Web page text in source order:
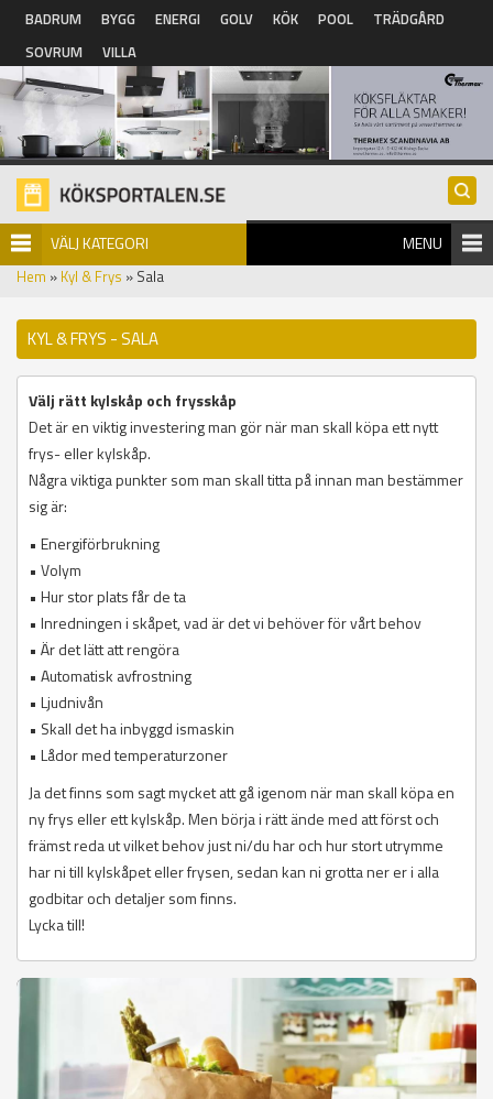
Hoppa till huvudinnehåll
BADRUM BYGG ENERGI GOLV KÖK POOL
TRÄDGÅRD
SOVRUM
VILLA
VÄLJ KATEGORI MENU
Hem » Kyl & Frys » Sala
KYL & FRYS - SALA
Välj rätt kylskåp och frysskåp
Det är en viktig investering man gör när man skall köpa ett nytt
frys- eller kylskåp.
Några viktiga punkter som man skall titta på innan man bestämmer
sig är:
• Energiförbrukning
• Volym
• Hur stor plats får de ta
• Inredningen i skåpet, vad är det vi behöver för vårt behov
• Är det lätt att rengöra
• Automatisk avfrostning
• Ljudnivån
• Skall det ha inbyggd ismaskin
• Lådor med temperaturzoner
Ja det finns som sagt mycket att gå igenom när man skall köpa en
ny frys eller ett kylskåp. Men börja i rätt ände med att först och
främst reda ut vilket behov just ni/du har och hur stort utrymme
har ni till kylskåpet eller frysen, sedan kan ni grotta ner er i alla
godbitar och detaljer som finns.
Lycka till!